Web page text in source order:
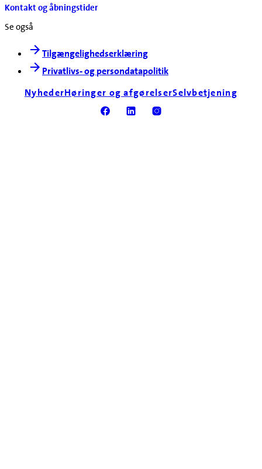
Kontakt og åbningstider
Se også
Tilgængelighedserklæring
Privatlivs- og persondatapolitik
NyhederHøringer og afgørelserSelvbetjening